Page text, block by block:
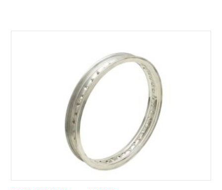
AGGIUNGI AL CARRELLO